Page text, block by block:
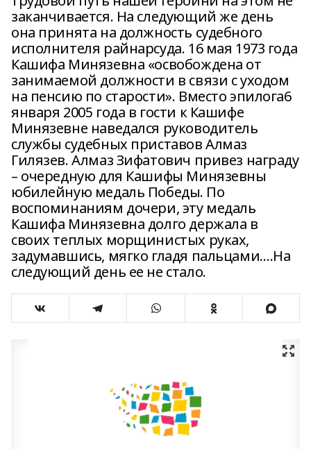
заканчивается. На следующий же день
она принята на должность судебного
исполнителя райнарсуда. 16 мая 1973 года
Кашифа Минязевна «освобождена от
занимаемой должности в связи с уходом
на пенсию по старости». Вместо эпилога6
января 2005 года в гости к Кашифе
Минязевне наведался руководитель
службы судебных приставов Алмаз
Гилязев. Алмаз Зифатович привез награду
– очередную для Кашифы Минязевны
юбилейную медаль Победы. По
воспоминаниям дочери, эту медаль
Кашифа Минязевна долго держала в
своих теплых морщинистых руках,
задумавшись, мягко гладя пальцами.…На
следующий день ее не стало.